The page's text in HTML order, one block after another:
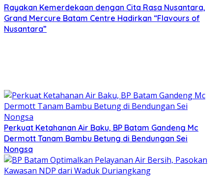
Rayakan Kemerdekaan dengan Cita Rasa Nusantara,
Grand Mercure Batam Centre Hadirkan “Flavours of
Nusantara”
Perkuat Ketahanan Air Baku, BP Batam Gandeng Mc
Dermott Tanam Bambu Betung di Bendungan Sei
Nongsa